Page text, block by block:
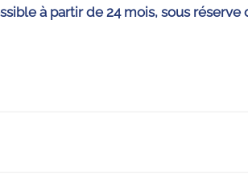
à partir de 24 mois, sous réserve